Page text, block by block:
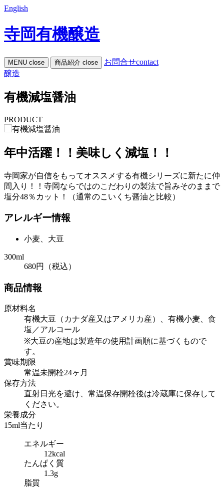
English
寺岡有機醸造
MENU close 商品紹介 close お問合せcontact
醸造
有機減塩醤油
PRODUCT
年中活躍！！美味しく減塩！！
寺岡家が自信をもってオススメする有機シリーズに新たに仲
間入り！！寺岡ならではのこだわりの製法で旨みそのままで
塩分48％カット！（通常のこいくち醤油と比較）
アレルギー情報
小麦、大豆
300ml
680円（税込）
商品情報
原材料名
有機大豆（カナダ産又はアメリカ産）、有機小麦、食
塩／アルコール
※大豆の産地は製造年の使用計画順に基づくもので
す。
賞味期限
常温未開栓24ヶ月
保存方法
直射日光を避け、常温保存開栓後は冷蔵庫に保存して
ください。
栄養成分
15ml当たり
エネルギー
12kcal
たんぱく質
1.3g
脂質